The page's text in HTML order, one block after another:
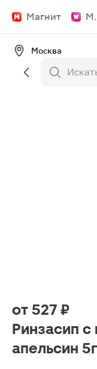
Магнит
Москва
от 527 ₽
Ринзасип
апельсин